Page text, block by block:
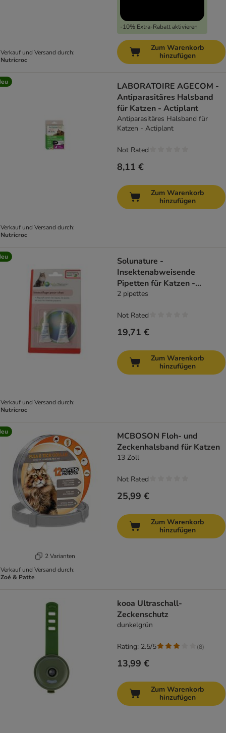
Verkauf und Versand durch:
Nutricroc
-10% Extra-Rabatt aktivieren
Zum Warenkorb
hinzufügen
Verkauf und Versand durch:
Nutricroc
LABORATOIRE AGECOM -
Antiparasitäres Halsband
für Katzen - Actiplant
Antiparasitäres Halsband für
Katzen - Actiplant
8,11 €
Not Rated
Zum Warenkorb
hinzufügen
Verkauf und Versand durch:
Nutricroc
Solunature -
Insektenabweisende
Pipetten für Katzen -
Solunature
2 pipettes
19,71 €
Not Rated
Zum Warenkorb
hinzufügen
2 Varianten
Verkauf und Versand durch:
Zoé & Patte
MCBOSON Floh- und
Zeckenhalsband für Katzen
13 Zoll
25,99 €
Not Rated
Zum Warenkorb
hinzufügen
kooa Ultraschall-
Zeckenschutz
dunkelgrün
13,99 €
Rating: 2.5/5 (8)
Zum Warenkorb
hinzufügen